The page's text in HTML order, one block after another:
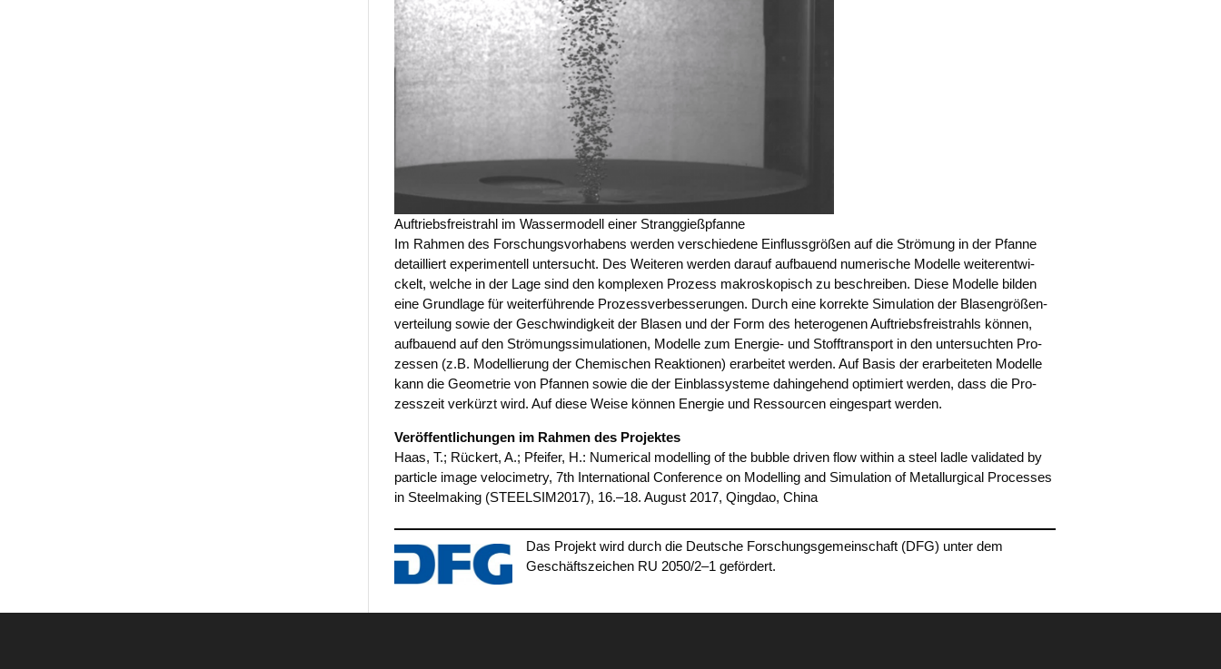
Auf­triebs­frei­strahl im Was­ser­mo­dell einer Stranggießpfanne
Im Rah­men des For­schungs­vor­ha­bens wer­den ver­schie­de­ne Ein­fluss­grö­ßen auf die Strö­mung in der Pfan­ne
detail­liert expe­ri­men­tell unter­sucht. Des Wei­te­ren wer­den dar­auf auf­bau­end nume­ri­sche Model­le wei­ter­ent­wi­
ckelt, wel­che in der Lage sind den kom­ple­xen Pro­zess makro­sko­pisch zu beschrei­ben. Die­se Model­le bil­den
eine Grund­la­ge für wei­ter­füh­ren­de Pro­zess­ver­bes­se­run­gen. Durch eine kor­rek­te Simu­la­ti­on der Bla­sen­grö­ßen­
ver­tei­lung sowie der Geschwin­dig­keit der Bla­sen und der Form des hete­ro­ge­nen Auf­triebs­frei­strahls kön­nen,
auf­bau­end auf den Strö­mungs­si­mu­la­tio­nen, Model­le zum Ener­gie- und Stoff­trans­port in den unter­such­ten Pro­
zes­sen (z.B. Model­lie­rung der Che­mi­schen Reak­tio­nen) erar­bei­tet wer­den. Auf Basis der erar­bei­te­ten Model­le
kann die Geo­me­trie von Pfan­nen sowie die der Ein­blas­sys­te­me dahin­ge­hend opti­miert wer­den, dass die Pro­
zess­zeit ver­kürzt wird. Auf die­se Wei­se kön­nen Ener­gie und Res­sour­cen ein­ge­spart werden.
Ver­öf­fent­li­chun­gen im Rah­men des Pro­jek­tes
Haas, T.; Rück­ert, A.; Pfei­fer, H.: Nume­ri­cal model­ling of the bubble dri­ven flow within a steel lad­le vali­da­ted by
par­tic­le image velo­ci­me­try, 7th Inter­na­tio­nal Con­fe­rence on Model­ling and Simu­la­ti­on of Metall­ur­gi­cal Pro­ces­ses
in Steel­ma­king (STEELSIM2017), 16.–18. August 2017, Qing­dao, China
Das Pro­jekt wird durch die Deut­sche For­schungs­ge­mein­schaft (DFG) unter dem
Geschäfts­zei­chen RU 2050/2–1 gefördert.